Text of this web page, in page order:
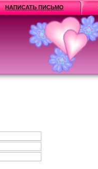
НАПИСАТЬ ПИСЬМО